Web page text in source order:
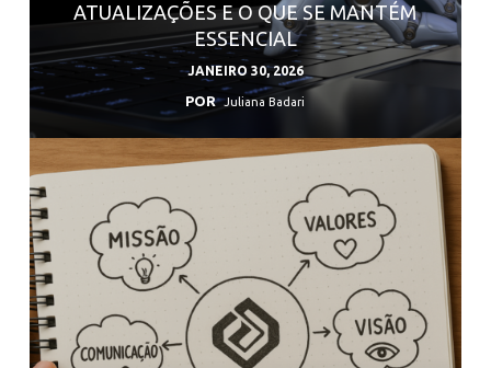
ATUALIZAÇÕES E O QUE SE MANTÉM
ESSENCIAL
JANEIRO 30, 2026
POR Juliana Badari